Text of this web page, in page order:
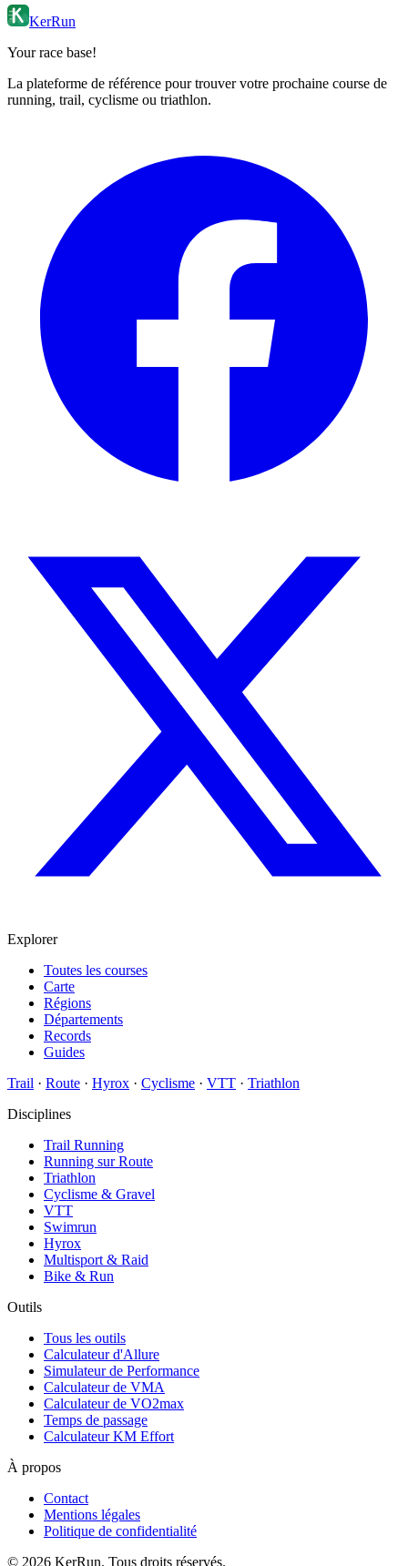
KerRun
Your race base!
La plateforme de référence pour trouver votre prochaine course de
running, trail, cyclisme ou triathlon.
Explorer
Toutes les courses
Carte
Régions
Départements
Records
Guides
Trail · Route · Hyrox · Cyclisme · VTT · Triathlon
Disciplines
Trail Running
Running sur Route
Triathlon
Cyclisme & Gravel
VTT
Swimrun
Hyrox
Multisport & Raid
Bike & Run
Outils
Tous les outils
Calculateur d'Allure
Simulateur de Performance
Calculateur de VMA
Calculateur de VO2max
Temps de passage
Calculateur KM Effort
À propos
Contact
Mentions légales
Politique de confidentialité
© 2026 KerRun. Tous droits réservés.